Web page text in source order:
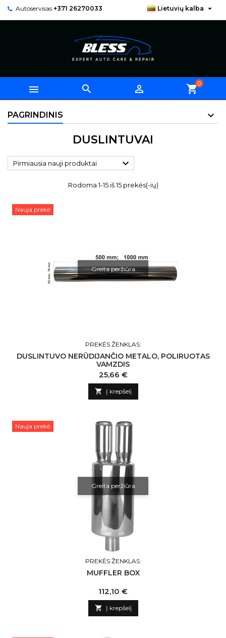
Autoservisas +371 26270033 Lietuvių kalba 
   shopping_cart0
PAGRINDINIS
DUSLINTUVAI
Pirmiausia nauji produktai 
Rodoma 1-15 iš 15 prekės(-ių)
Nauja prekė
Greita peržiūra
PREKĖS ŽENKLAS:
DUSLINTUVO NERŪDIJANČIO METALO, POLIRUOTAS
VAMZDIS
Kaina
25,66 €
 Į krepšelį
Nauja prekė
Greita peržiūra
PREKĖS ŽENKLAS:
MUFFLER BOX
Kaina
112,10 €
 Į krepšelį